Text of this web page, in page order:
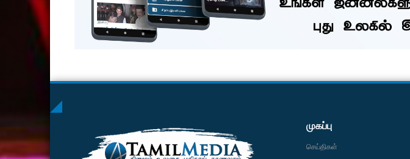
முகப்பு
செய்திகள்